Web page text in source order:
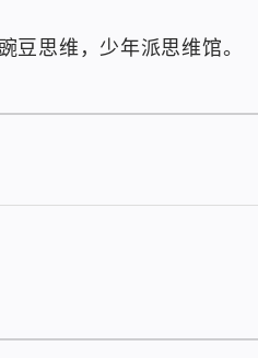
豆思维，少年派思维馆。